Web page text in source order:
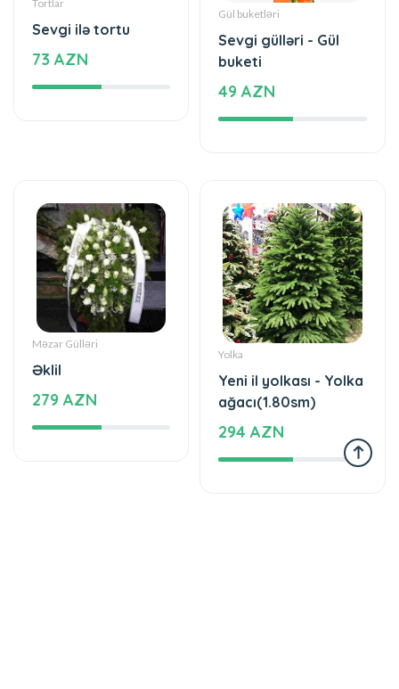
49 AZN
Məzar Gülləri
Əklil
279 AZN
Yolka
Yeni il yolkası - Yolka
ağacı(1.80sm)
294 AZN